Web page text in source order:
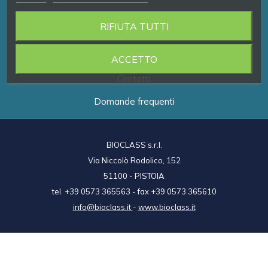
Prodotti
Brand
Domande frequenti
RIFIUTA TUTTI
ACCETTO
BIOCLASS s.r.l.
Via Niccolò Rodolico, 152
51100 - PISTOIA
tel. +39 0573 365563 - fax +39 0573 365610
info@bioclass.it - www.bioclass.it